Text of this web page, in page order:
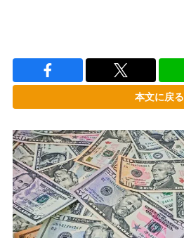
本文に戻る